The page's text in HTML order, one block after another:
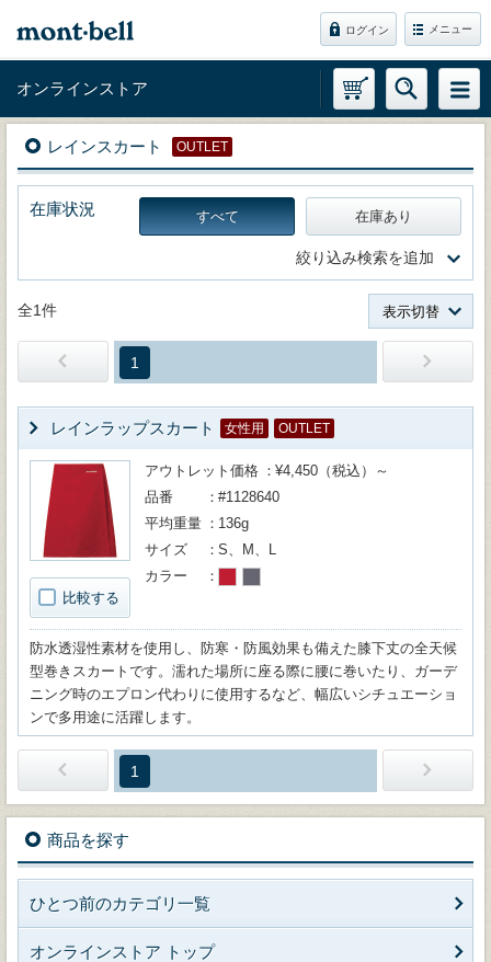
ログイン メニュー
オンラインストア
レインスカート OUTLET
在庫状況 すべて 在庫あり
絞り込み検索を追加
全1件 表示切替
1
レインラップスカート 女性用 OUTLET
比較する
アウトレット価格
¥4,450（税込）～
品番
#1128640
平均重量
136g
サイズ
S、M、L
カラー
防水透湿性素材を使用し、防寒・防風効果も備えた膝下丈の全天候
型巻きスカートです。濡れた場所に座る際に腰に巻いたり、ガーデ
ニング時のエプロン代わりに使用するなど、幅広いシチュエーショ
ンで多用途に活躍します。
1
商品を探す
ひとつ前のカテゴリ一覧
オンラインストア トップ